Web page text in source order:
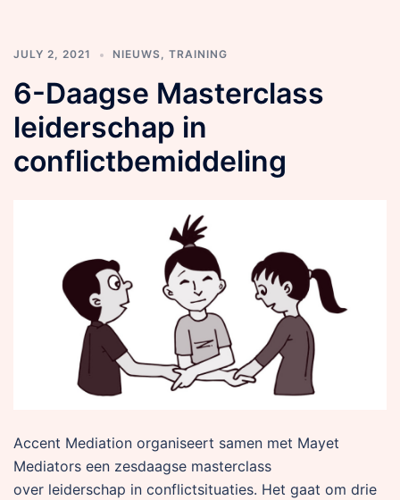
JULY 2, 2021 NIEUWS TRAINING
6-Daagse Masterclass
leiderschap in
conflictbemiddeling
Accent Mediation organiseert samen met Mayet
Mediators een zesdaagse masterclass
over leiderschap in conflictsituaties. Het gaat om drie